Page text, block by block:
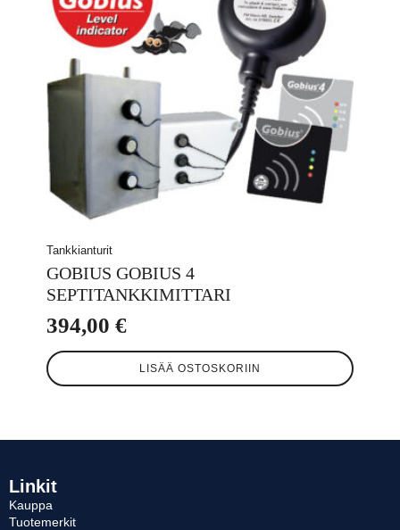
Tankkianturit
GOBIUS GOBIUS 4
SEPTITANKKIMITTARI
394,00 €
LISÄÄ OSTOSKORIIN
Linkit
Kauppa
Tuotemerkit